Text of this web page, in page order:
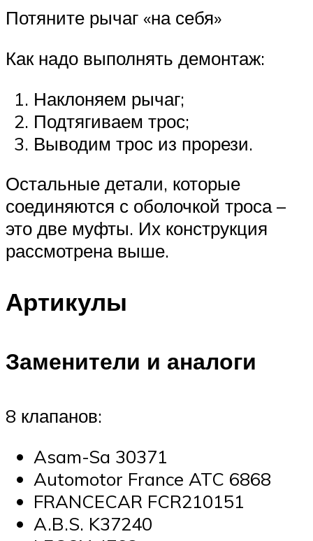
Потяните рычаг «на себя»
Как надо выполнять демонтаж:
Наклоняем рычаг;
Подтягиваем трос;
Выводим трос из прорези.
Остальные детали, которые
соединяются с оболочкой троса –
это две муфты. Их конструкция
рассмотрена выше.
Артикулы
Заменители и аналоги
8 клапанов:
Asam-Sa 30371
Automotor France ATC 6868
FRANCECAR FCR210151
A.B.S. K37240